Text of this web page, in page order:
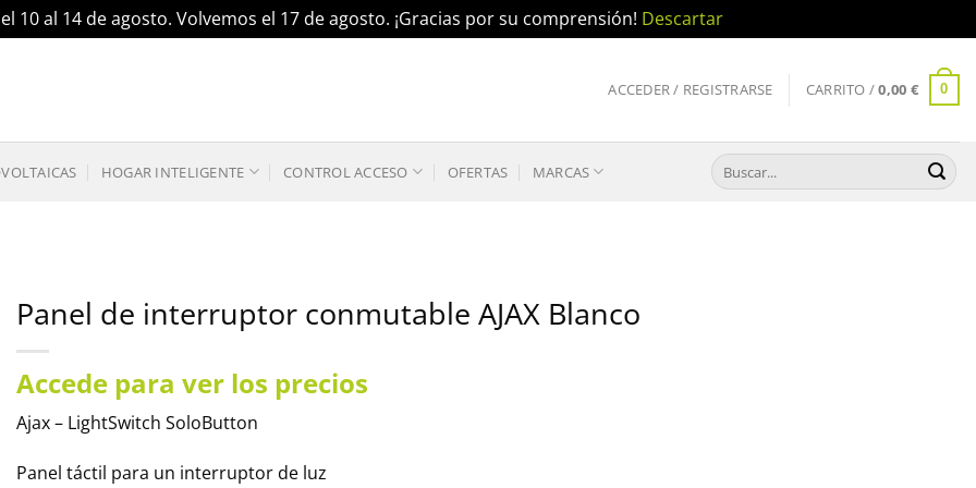
10 al 14 de agosto. Volvemos el 17 de agosto. ¡Gracias por su comprensión! Descartar
ACCEDER / REGISTRARSE CARRITO /0,00 € 0
HOGAR INTELIGENTE CONTROL ACCESO OFERTAS MARCAS
Buscar
por:
Panel de interruptor conmutable AJAX Blanco
Accede para ver los precios
Ajax – LightSwitch SoloButton
Panel táctil para un interruptor de luz